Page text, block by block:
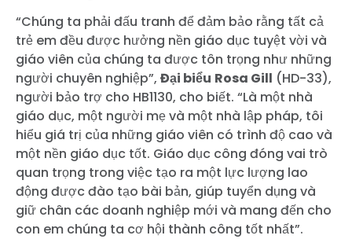
“Chúng ta phải đấu tranh để đảm bảo rằng tất cả
trẻ em đều được hưởng nền giáo dục tuyệt vời và
giáo viên của chúng ta được tôn trọng như những
người chuyên nghiệp”, Đại biểu Rosa Gill (HD-33),
người bảo trợ cho HB1130, cho biết. “Là một nhà
giáo dục, một người mẹ và một nhà lập pháp, tôi
hiểu giá trị của những giáo viên có trình độ cao và
một nền giáo dục tốt. Giáo dục công đóng vai trò
quan trọng trong việc tạo ra một lực lượng lao
động được đào tạo bài bản, giúp tuyển dụng và
giữ chân các doanh nghiệp mới và mang đến cho
con em chúng ta cơ hội thành công tốt nhất”.